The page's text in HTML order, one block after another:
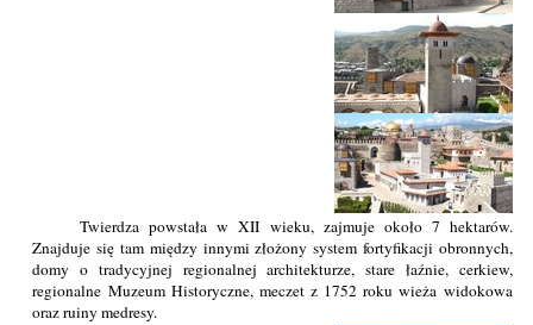
Twierdza powstała w XII wieku, zajmuje około 7 hektarów.
Znajduje się tam między innymi złożony system fortyfikacji obronnych,
domy o tradycyjnej regionalnej architekturze, stare łaźnie, cerkiew,
regionalne Muzeum Historyczne, meczet z 1752 roku wieża widokowa
oraz ruiny medresy.